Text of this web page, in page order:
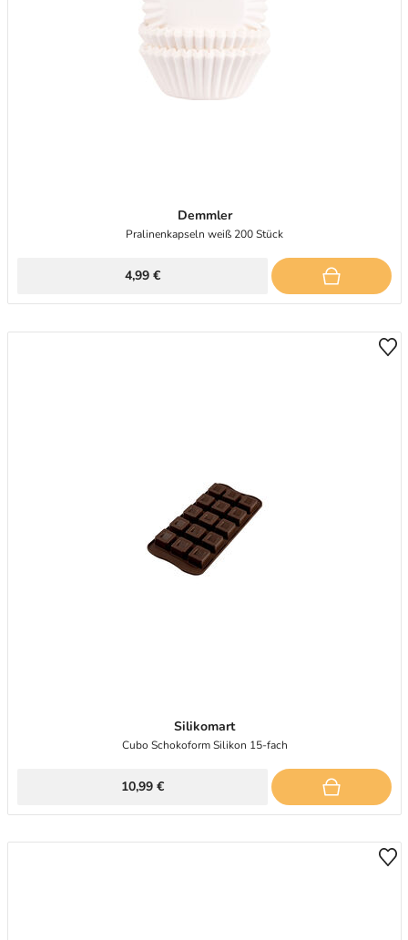
Demmler
Pralinenkapseln weiß 200 Stück
4,99 €
Silikomart
Cubo Schokoform Silikon 15-fach
10,99 €